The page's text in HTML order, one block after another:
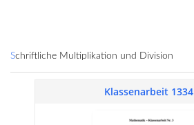
Schriftliche Multiplikation und Division
Klassenarbeit 1334